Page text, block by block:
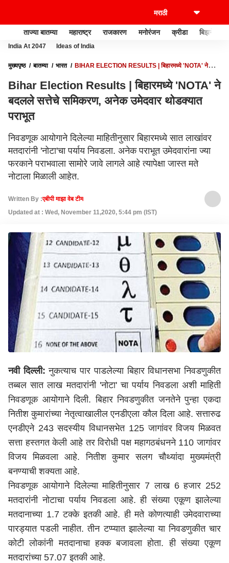
ताज्या बातम्या महाराष्ट्र राजकारण मनोरंजन क्रीडा बिझनेस
India At 2047 Ideas of India
मुख्यपृष्ठ बातम्या भारत
BIHAR ELECTION RESULTS | बिहारमध्ये 'NOTA' ने
Bihar Election Results | बिहारमध्ये 'NOTA' ने
बदलले सत्तेचे समिकरण, अनेक उमेदवार थोडक्यात
पराभूत
निवडणूक आयोगाने दिलेल्या माहितीनुसार बिहारमध्ये सात लाखांवर
मतदारांनी 'नोटा'चा पर्याय निवडला. अनेक पराभूत उमेदवारांना ज्या
फरकाने पराभवाला सामोरे जावे लागले आहे त्यापेक्षा जास्त मते
नोटाला मिळाली आहेत.
Written By :एबीपी माझा वेब टीम
Updated at : Wed, November 11,2020, 5:44 pm (IST)
नवी दिल्ली: नुकत्याच पार पाडलेल्या बिहार विधानसभा निवडणुकीत
तब्बल सात लाख मतदारांनी 'नोटा' चा पर्याय निवडला अशी माहिती
निवडणूक आयोगाने दिली. बिहार निवडणुकीत जनतेने पुन्हा एकदा
नितीश कुमारांच्या नेतृत्वाखालील एनडीएला कौल दिला आहे. सत्तारुढ
एनडीएने 243 सदस्यीय विधानसभेत 125 जागांवर विजय मिळवत
सत्ता हस्तगत केली आहे तर विरोधी पक्ष महागठबंधनने 110 जागांवर
विजय मिळवला आहे. नितीश कुमार सलग चौथ्यांदा मुख्यमंत्री
बनण्याची शक्यता आहे.
निवडणूक आयोगाने दिलेल्या माहितीनुसार 7 लाख 6 हजार 252
मतदारांनी नोटाचा पर्याय निवडला आहे. ही संख्या एकूण झालेल्या
मतदानाच्या 1.7 टक्के इतकी आहे. ही मते कोणत्याही उमेदवाराच्या
पारड्यात पडली नाहीत. तीन टप्प्यात झालेल्या या निवडणुकीत चार
कोटी लोकांनी मतदानाचा हक्क बजावला होता. ही संख्या एकूण
मतदारांच्या 57.07 इतकी आहे.